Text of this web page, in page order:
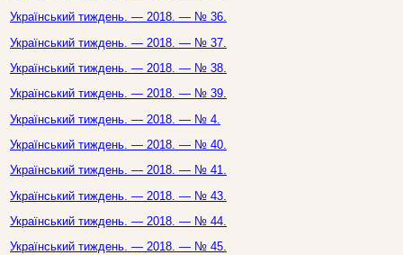
Український тиждень. — 2018. — № 36.
Український тиждень. — 2018. — № 37.
Український тиждень. — 2018. — № 38.
Український тиждень. — 2018. — № 39.
Український тиждень. — 2018. — № 4.
Український тиждень. — 2018. — № 40.
Український тиждень. — 2018. — № 41.
Український тиждень. — 2018. — № 43.
Український тиждень. — 2018. — № 44.
Український тиждень. — 2018. — № 45.